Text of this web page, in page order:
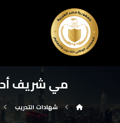
مي شريف
شهادات التدريب